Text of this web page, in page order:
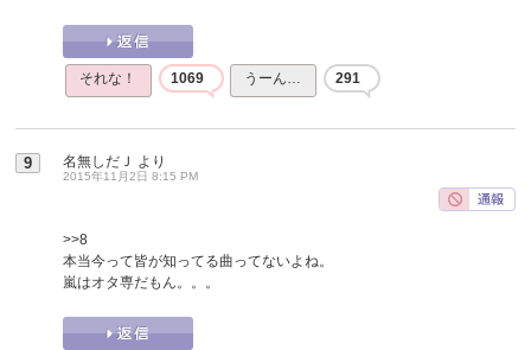
それな！ 1069 うーん… 291
9 名無しだＪ より
2015年11月2日 8:15 PM
>>8
本当今って皆が知ってる曲ってないよね。
嵐はオタ専だもん。。。